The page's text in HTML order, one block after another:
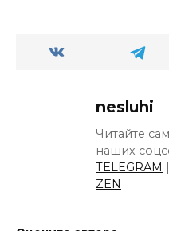
nesluhi
Читайте
наших
TELEGRAM |
ZEN